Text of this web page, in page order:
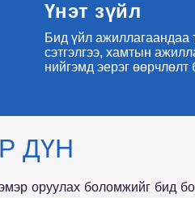
Үнэт зүйл
Бид үйл ажиллагаандаа
сэтгэлгээ, хамтын
нийгэмд эерэг өөрчлөлт
ДҮН
оруулах боломжийг бид